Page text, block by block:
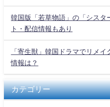
韓国版「若草物語」の「シスタ
ト・配信情報もあり
「寄生獣」韓国ドラマでリメ
情報は？
カテゴリー